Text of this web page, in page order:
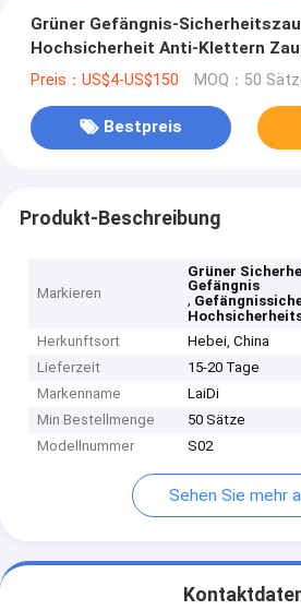
Grüner Gefängnis-
Hochsicherheit Anti-Klettern
Preis：US$4-US$150 MOQ：50
Bestpreis
Produkt-Beschreibung
Markieren
Grüner
Gefängnis
,
Herkunftsort
Hebei, China
Lieferzeit
15-20 Tage
Markenname
LaiDi
Min Bestellmenge
50 Sätze
Modellnummer
S02
Sehen Sie mehr